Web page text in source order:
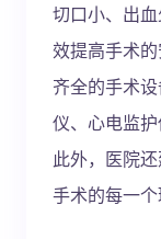
切口小、出
效提高手术
齐全的手术
仪、心电监
此外，医院
手术的每一